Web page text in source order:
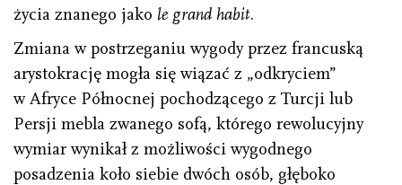
życia znanego jako le grand habit.
Zmiana w postrzeganiu wygody przez francuską
arystokrację mogła się wiązać z „odkryciem”
w Afryce Północnej pochodzącego z Turcji lub
Persji mebla zwanego sofą, którego rewolucyjny
wymiar wynikał z możliwości wygodnego
posadzenia koło siebie dwóch osób, głęboko